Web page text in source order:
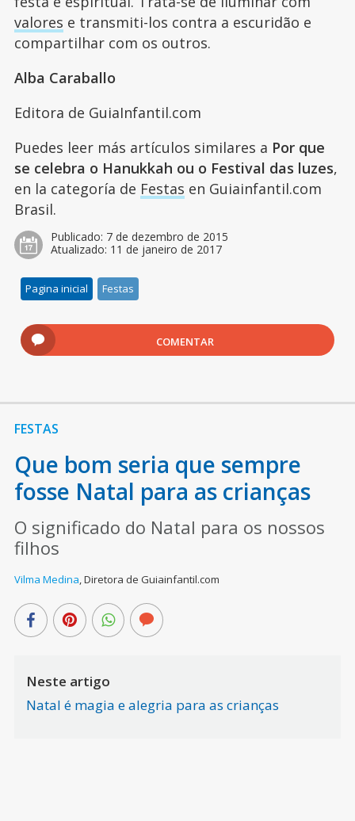
valores e transmiti-los contra a escuridão e
compartilhar com os outros.
Alba Caraballo
Editora de GuiaInfantil.com
Puedes leer más artículos similares a Por que
se celebra o Hanukkah ou o Festival das luzes,
en la categoría de Festas en Guiainfantil.com
Brasil.
Publicado: 7 de dezembro de 2015
Atualizado: 11 de janeiro de 2017
Pagina inicial Festas
COMENTAR
FESTAS
Que bom seria que sempre
fosse Natal para as crianças
O significado do Natal para os nossos
filhos
Vilma Medina,Diretora de Guiainfantil.com
Neste artigo
Natal é magia e alegria para as crianças